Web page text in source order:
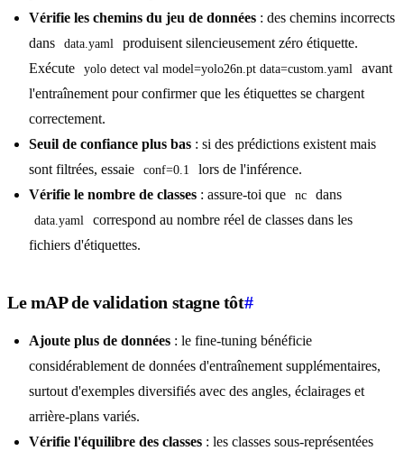
Vérifie les chemins du jeu de données : des chemins incorrects
dans
data.yaml
produisent silencieusement zéro étiquette.
Exécute
yolo detect val model=yolo26n.pt data=custom.yaml
avant
l'entraînement pour confirmer que les étiquettes se chargent
correctement.
Seuil de confiance plus bas : si des prédictions existent mais
sont filtrées, essaie
conf=0.1
lors de l'inférence.
Vérifie le nombre de classes : assure-toi que nc dans
data.yaml
correspond au nombre réel de classes dans les
fichiers d'étiquettes.
Le mAP de validation stagne tôt#
Ajoute plus de données : le fine-tuning bénéficie
considérablement de données d'entraînement supplémentaires,
surtout d'exemples diversifiés avec des angles, éclairages et
arrière-plans variés.
Vérifie l'équilibre des classes : les classes sous-représentées